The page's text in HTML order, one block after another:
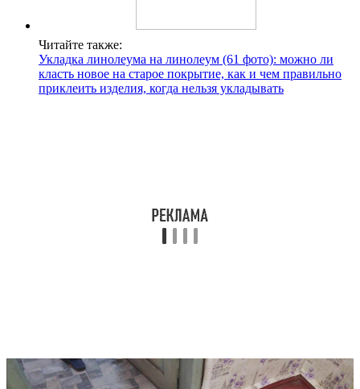
Читайте также:
Укладка линолеума на линолеум (61 фото): можно ли
класть новое на старое покрытие, как и чем правильно
приклеить изделия, когда нельзя укладывать